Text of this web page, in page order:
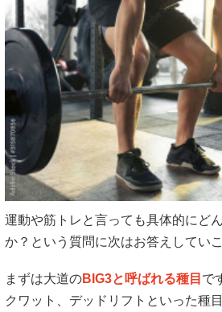
運動や筋トレと言っても具体的にど
か？という質問に次はお答えしてい
まずは大道のBIG3と呼ばれる種目 で
クワット、デッドリフトといった種